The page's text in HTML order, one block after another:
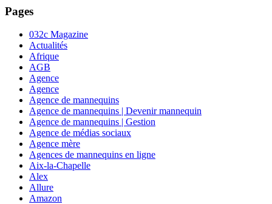
Pages
032c Magazine
Actualités
Afrique
AGB
Agence
Agence
Agence de mannequins
Agence de mannequins | Devenir mannequin
Agence de mannequins | Gestion
Agence de médias sociaux
Agence mère
Agences de mannequins en ligne
Aix-la-Chapelle
Alex
Allure
Amazon